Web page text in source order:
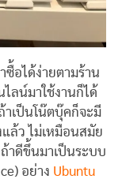
ซื้อได้ง่ายตามร้าน
ลน์มาใช้งานก็ได้
เป็นโน๊ตบุ๊คก็จะมี
ล้ว ไม่เหมือนสมัย
าดีขึ้นมาเป็นระบบ
อย่าง Ubuntu